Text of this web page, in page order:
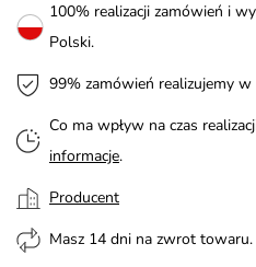
100% realizacji zamówień i
Polski.
99% zamówień realizujemy w
Co ma wpływ na czas
informacje.
Producent
Masz 14 dni na zwrot towaru.